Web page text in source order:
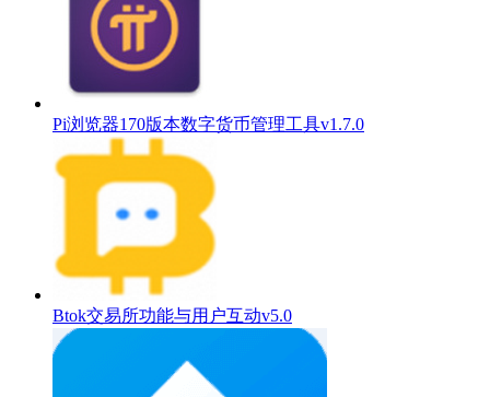
Pi浏览器170版本数字货币管理工具v1.7.0
Btok交易所功能与用户互动v5.0